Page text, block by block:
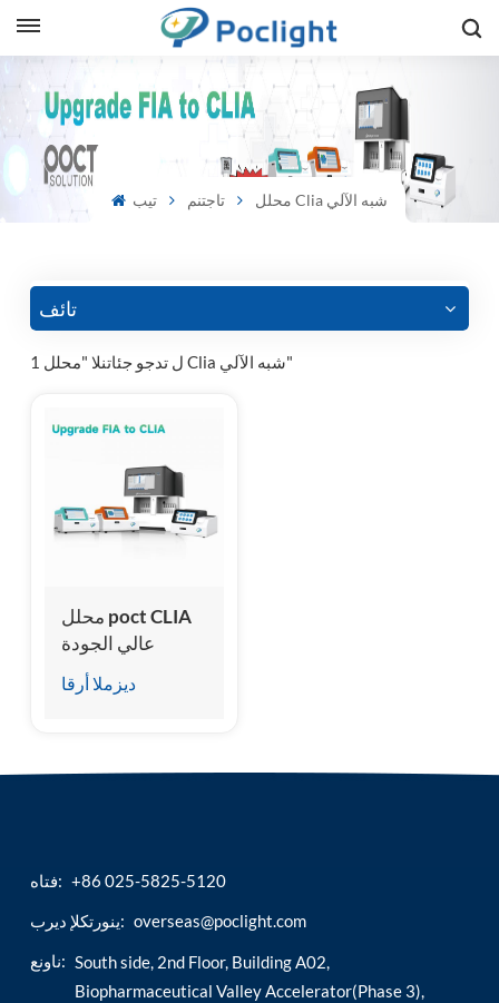
تيب تاجتنم محلل Clia شبه الآلي
تائف
1 ل تدجو جئاتنلا "محلل Clia شبه الآلي"
محلل poct CLIA
عالي الجودة
ديزملا أرقا
فتاه: +86 025-5825-5120
ينورتكلإ ديرب: overseas@poclight.com
ناونع: South side, 2nd Floor, Building A02,
Biopharmaceutical Valley Accelerator(Phase 3),